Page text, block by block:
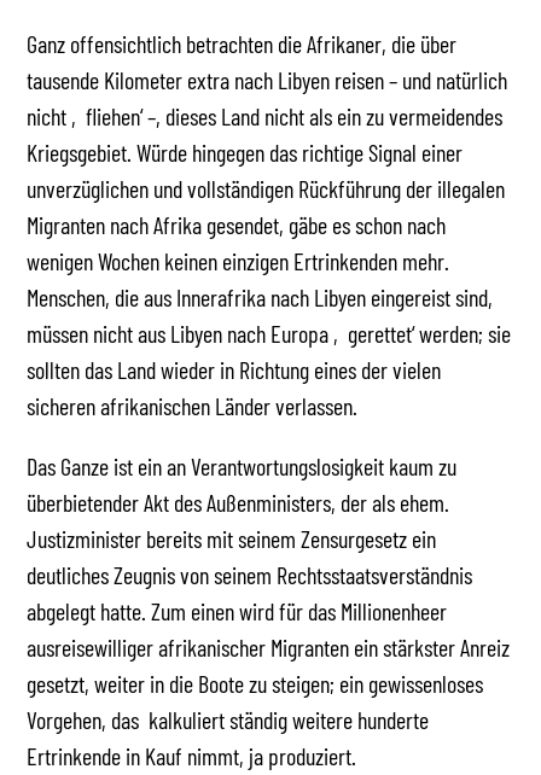
Ganz offensichtlich betrachten die Afrikaner, die über
tausende Kilometer extra nach Libyen reisen – und natürlich
nicht ‚fliehen‘ –, dieses Land nicht als ein zu vermeidendes
Kriegsgebiet. Würde hingegen das richtige Signal einer
unverzüglichen und vollständigen Rückführung der illegalen
Migranten nach Afrika gesendet, gäbe es schon nach
wenigen Wochen keinen einzigen Ertrinkenden mehr.
Menschen, die aus Innerafrika nach Libyen eingereist sind,
müssen nicht aus Libyen nach Europa ‚gerettet‘ werden; sie
sollten das Land wieder in Richtung eines der vielen
sicheren afrikanischen Länder verlassen.
Das Ganze ist ein an Verantwortungslosigkeit kaum zu
überbietender Akt des Außenministers, der als ehem.
Justizminister bereits mit seinem Zensurgesetz ein
deutliches Zeugnis von seinem Rechtsstaatsverständnis
abgelegt hatte. Zum einen wird für das Millionenheer
ausreisewilliger afrikanischer Migranten ein stärkster Anreiz
gesetzt, weiter in die Boote zu steigen; ein gewissenloses
Vorgehen, das kalkuliert ständig weitere hunderte
Ertrinkende in Kauf nimmt, ja produziert.